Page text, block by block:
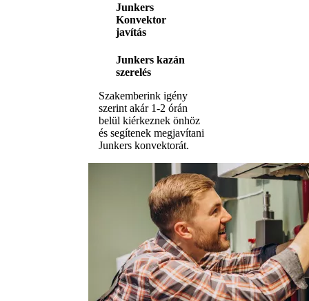
Junkers
Konvektor
javítás
Junkers kazán
szerelés
Szakemberink igény
szerint akár 1-2 órán
belül kiérkeznek önhöz
és segítenek megjavítani
Junkers konvektorát.